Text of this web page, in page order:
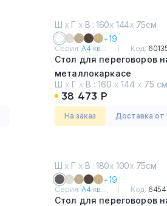
Ш х Г х В : 160х 144х 75см
+19
Серия:А4 кв... Код:
Стол для переговоров
металлокаркасе
Белый премиум
Ш х Г х В : 160 х 144 х 75 см
38 473 Р
На заказ Доставка от
Ш х Г х В : 180х 100х 75см
+19
Серия:А4 кв... Код:
Стол для переговоров